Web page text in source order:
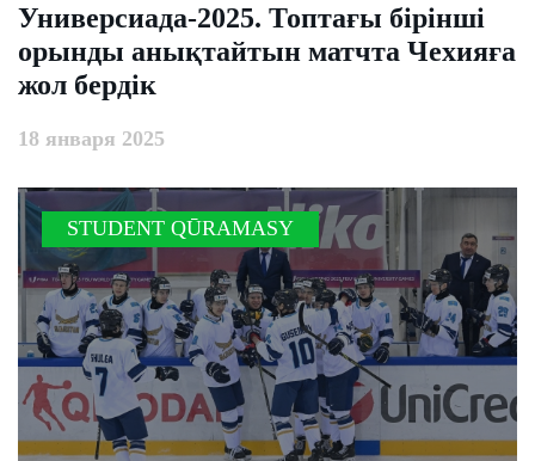
Универсиада-2025. Топтағы бірінші
орынды анықтайтын матчта Чехияға
жол бердік
18 января 2025
STUDENT QŪRAMASY